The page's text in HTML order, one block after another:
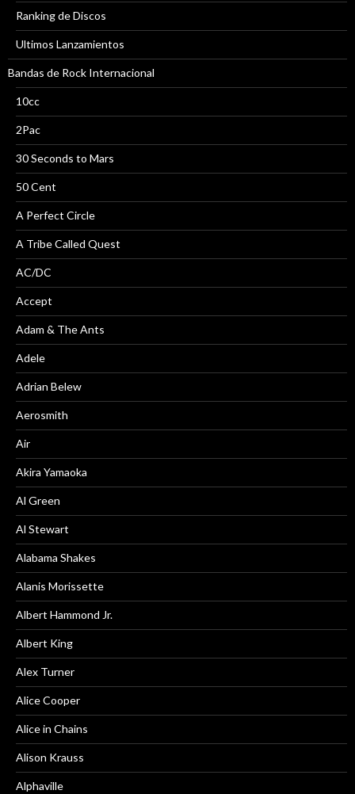
Ranking de Discos
Ultimos Lanzamientos
Bandas de Rock Internacional
10cc
2Pac
30 Seconds to Mars
50 Cent
A Perfect Circle
A Tribe Called Quest
AC/DC
Accept
Adam & The Ants
Adele
Adrian Belew
Aerosmith
Air
Akira Yamaoka
Al Green
Al Stewart
Alabama Shakes
Alanis Morissette
Albert Hammond Jr.
Albert King
Alex Turner
Alice Cooper
Alice in Chains
Alison Krauss
Alphaville